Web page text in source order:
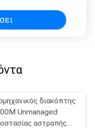
διακόπτης
Unmanaged
αστραπής